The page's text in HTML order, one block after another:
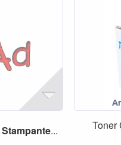
Stampante...
Toner